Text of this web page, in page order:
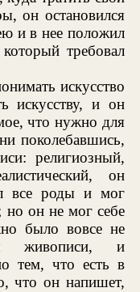
он остановился
и в нее положил
требовал
искусство
искусству, и он
что нужно для
поколебавшись,
религиозный,
он
все роды и мог
но он не мог себе
было вовсе не
живописи, и
тем, что есть в
что он напишет,